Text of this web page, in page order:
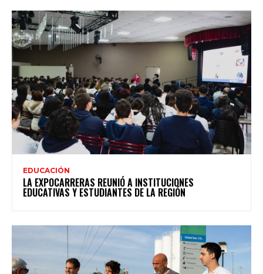
EDUCACIÓN
LA EXPOCARRERAS REUNIÓ A INSTITUCIONES
EDUCATIVAS Y ESTUDIANTES DE LA REGIÓN